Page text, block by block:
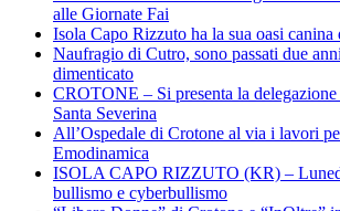
alle Giornate Fai
Isola Capo Rizzuto ha la sua oasi canina
Naufragio di Cutro, sono passati due
dimenticato
CROTONE – Si presenta la
Santa Severina
All’Ospedale di Crotone al via i lavori
Emodinamica
ISOLA CAPO RIZZUTO (KR) –
bullismo e cyberbullismo